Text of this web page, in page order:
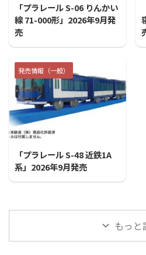
「プラレール S-06 りんかい
線 71-000形」2026年9月発
売
発売情報（一般）
「プラレール S-48 近鉄1A
系」2026年9月発売
もっと